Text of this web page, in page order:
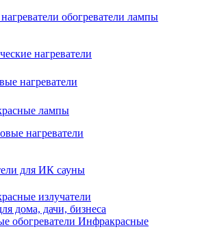
обогреватели лампы
нагреватели
нагреватели
лампы
нагреватели
для ИК сауны
излучатели
дома, дачи, бизнеса
Инфракрасные